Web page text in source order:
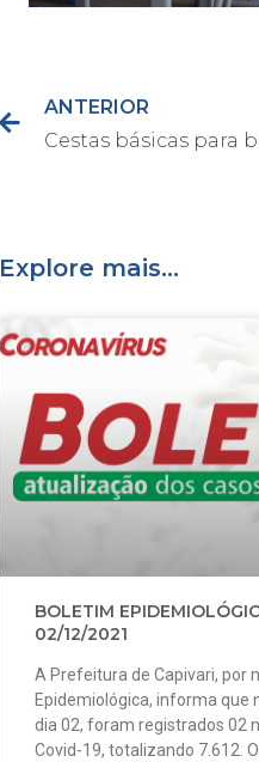
ANTERIOR
Explore mais...
BOLETIM
02/12/2021
A Prefeitura de Capivari, por
Epidemiológica, informa que
dia 02, foram registrados 02
Covid-19, totalizando 7.612.